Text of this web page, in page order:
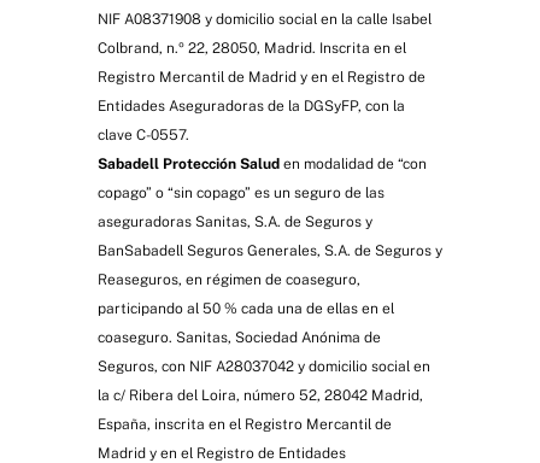
NIF A08371908 y domicilio social en la calle Isabel
Colbrand, n.º 22, 28050, Madrid. Inscrita en el
Registro Mercantil de Madrid y en el Registro de
Entidades Aseguradoras de la DGSyFP, con la
clave C-0557.
Sabadell Protección Salud en modalidad de “con
copago” o “sin copago” es un seguro de las
aseguradoras Sanitas, S.A. de Seguros y
BanSabadell Seguros Generales, S.A. de Seguros y
Reaseguros, en régimen de coaseguro,
participando al 50 % cada una de ellas en el
coaseguro. Sanitas, Sociedad Anónima de
Seguros, con NIF A28037042 y domicilio social en
la c/ Ribera del Loira, número 52, 28042 Madrid,
España, inscrita en el Registro Mercantil de
Madrid y en el Registro de Entidades